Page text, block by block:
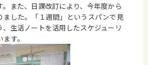
。また、日課改訂により、今年度から
ました。「１週間」というスパンで見
、生活ノートを活用したスケジューリ
す。